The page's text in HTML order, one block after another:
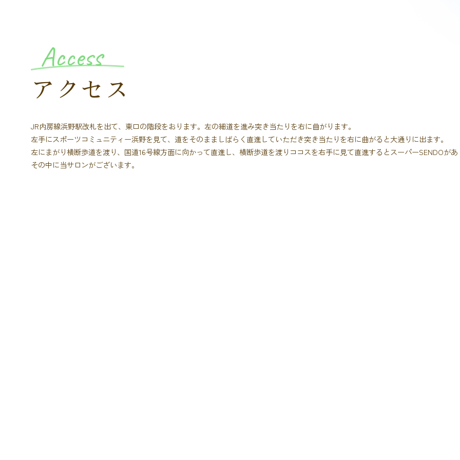
Access
アクセス
JR内房線浜野駅改札を出て、東口の階段をおります。左の細道を進み突き当たりを右に曲がります。
左手にスポーツコミュニティー浜野を見て、道をそのまましばらく直進していただき突き当たりを右に曲がると大通りに出ます。
左にまがり横断歩道を渡り、国道16号線方面に向かって直進し、横断歩道を渡りココスを右手に見て直進するとスーパーSENDOが
その中に当サロンがございます。